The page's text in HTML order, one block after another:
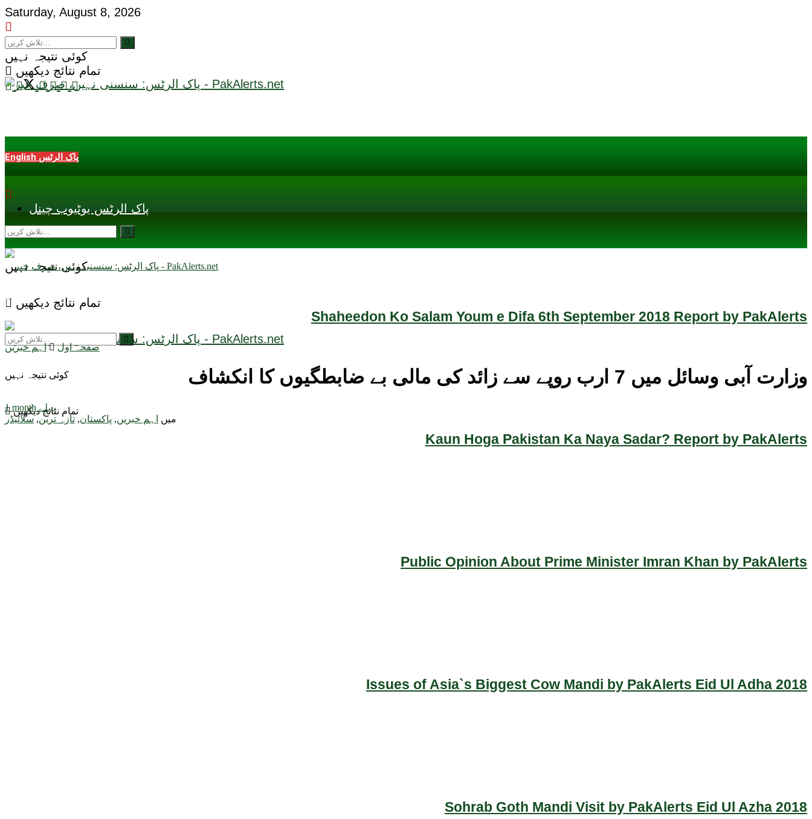
Saturday, August 8, 2026
کوئی نتیجہ نہیں
تمام نتائج دیکھیں
English پاک الرٹس
پاک الرٹس یوٹیوب چینل
Shaheedon Ko Salam Youm e Difa 6th September 2018 Report by PakAlerts
Kaun Hoga Pakistan Ka Naya Sadar? Report by PakAlerts
Public Opinion About Prime Minister Imran Khan by PakAlerts
Issues of Asia`s Biggest Cow Mandi by PakAlerts Eid Ul Adha 2018
Sohrab Goth Mandi Visit by PakAlerts Eid Ul Azha 2018
کوئی نتیجہ نہیں
تمام نتائج دیکھیں
کوئی نتیجہ نہیں
تمام نتائج دیکھیں
صفحہ اول اہم خبریں
وزارت آبی وسائل میں 7 ارب روپے سے زائد کی مالی بے ضابطگیوں کا انکشاف
1 month پہلے
میں
اہم خبریں, پاکستان, تازہ ترین,سلائیڈر